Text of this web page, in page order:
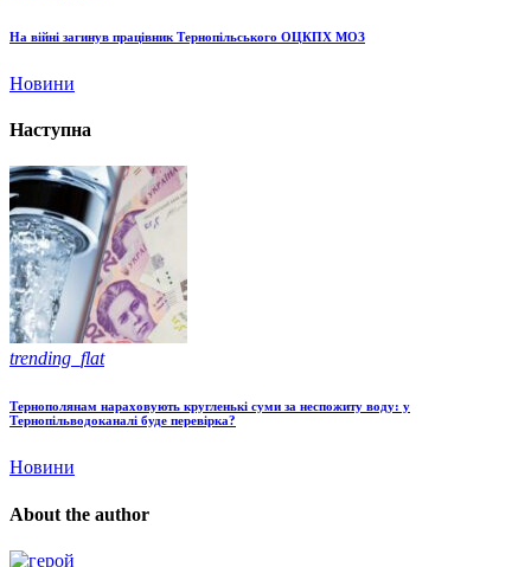
На війні загинув працівник Тернопільського ОЦКПХ МОЗ
Новини
Наступна
trending_flat
Тернополянам нараховують кругленькі суми за неспожиту воду: у
Тернопільводоканалі буде перевірка?
Новини
About the author